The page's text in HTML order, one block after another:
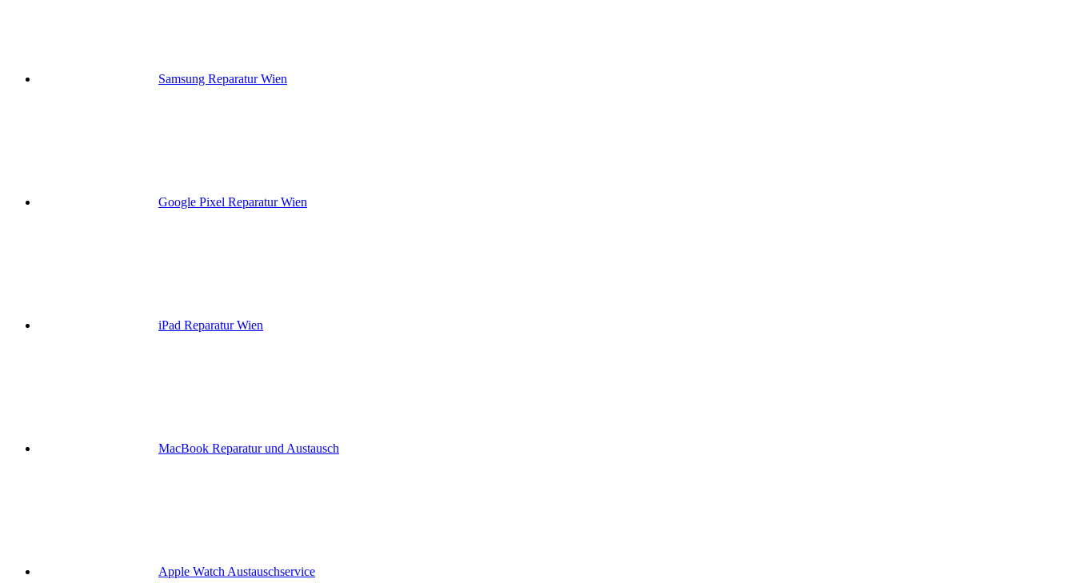
Samsung Reparatur Wien
Google Pixel Reparatur Wien
iPad Reparatur Wien
MacBook Reparatur und Austausch
Apple Watch Austauschservice